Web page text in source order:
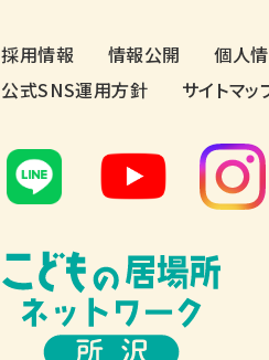
採用情報 情報公開
個人
公式SNS運用方針
サイトマッ